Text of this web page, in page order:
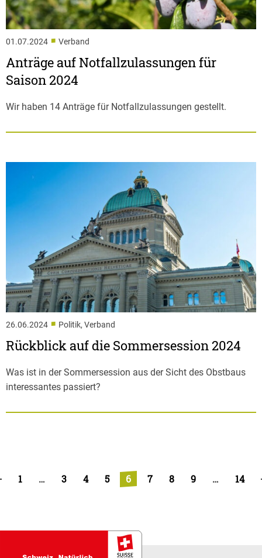
01.07.2024 ■ Verband
Anträge auf Notfallzulassungen für
Saison 2024
Wir haben 14 Anträge für Notfallzulassungen gestellt.
26.06.2024 ■ Politik, Verband
Rückblick auf die Sommersession 2024
Was ist in der Sommersession aus der Sicht des Obstbaus
interessantes passiert?
1 … 3 4 5 6 7 8 9 … 14